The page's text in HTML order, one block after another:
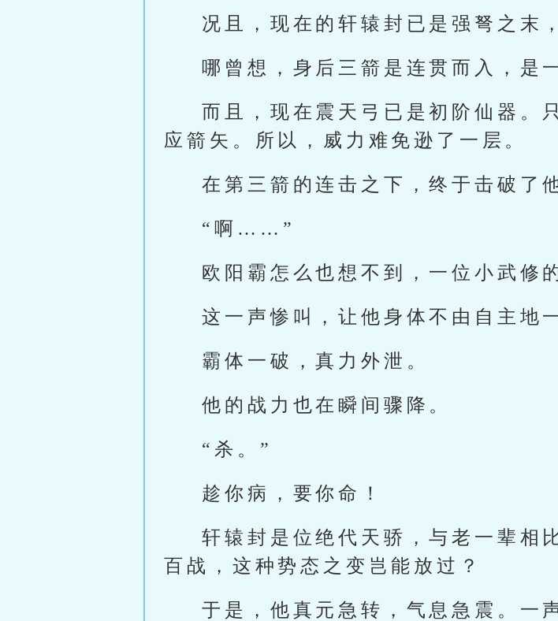
况且，现在的轩辕封已是强弩之末
哪曾想，身后三箭是连贯而入，是
而且，现在震天弓已是初阶仙器。
应箭矢。所以，威力难免逊了一层。
在第三箭的连击之下，终于击破了
“啊……”
欧阳霸怎么也想不到，一位小武修
这一声惨叫，让他身体不由自主地
霸体一破，真力外泄。
他的战力也在瞬间骤降。
“杀。”
趁你病，要你命！
轩辕封是位绝代天骄，与老一辈相
百战，这种势态之变岂能放过？
于是，他真元急转，气息急震。一